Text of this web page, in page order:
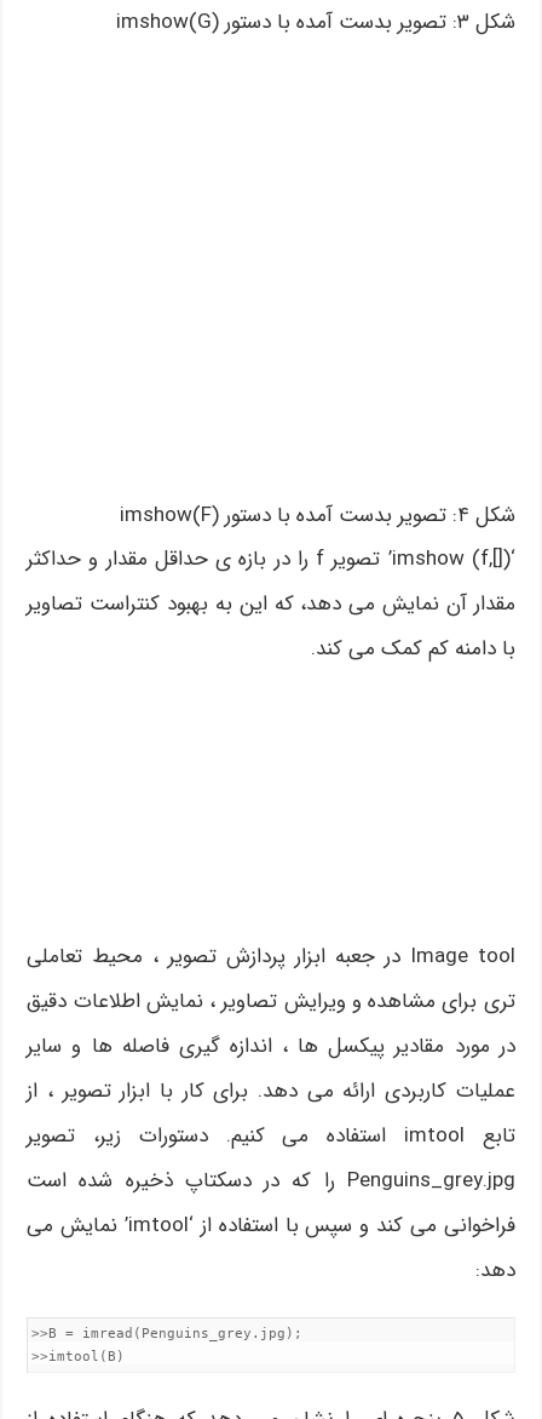
شکل ۳: تصویر بدست آمده با دستور imshow(G)
شکل ۴: تصویر بدست آمده با دستور imshow(F)
‘imshow (f,[])’ تصویر f را در بازه ی حداقل مقدار و حداکثر
مقدار آن نمایش می دهد، که این به بهبود کنتراست تصاویر
با دامنه کم کمک می کند.
Image tool در جعبه ابزار پردازش تصویر ، محیط تعاملی
تری برای مشاهده و ویرایش تصاویر ، نمایش اطلاعات دقیق
در مورد مقادیر پیکسل ها ، اندازه گیری فاصله ها و سایر
عملیات کاربردی ارائه می دهد. برای کار با ابزار تصویر ، از
تابع imtool استفاده می کنیم. دستورات زیر، تصویر
Penguins_grey.jpg را که در دسکتاپ ذخیره شده است
فراخوانی می کند و سپس با استفاده از ‘imtool’ نمایش می
دهد:
>>B = imread(Penguins_grey.jpg);
>>imtool(B)